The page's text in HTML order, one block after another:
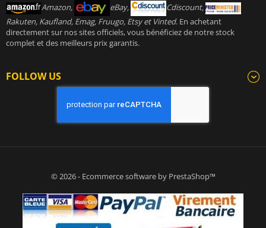
Amazon,
eBay,
Cdiscount,
Rakuten, Kaufland, Emag, Fruugo, Etsy et Vinted. En achetant
directement sur nos sites officiels, vous bénéficiez de notre stock
complet et des meilleurs prix garantis.
FOLLOW US
© 2026 - Ecommerce software by PrestaShop™